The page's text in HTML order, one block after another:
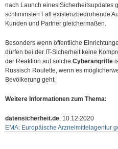
nach Launch eines Sicherheitsupdates
schlimmsten Fall existenzbedrohende
Kunden und Partner gleichermaßen.
Besonders wenn öffentliche
dürfen bei der IT-Sicherheit keine
der Reaktion auf solche Cyberangriffe
Russisch Roulette, wenn es
Bevölkerung geht.
Weitere Informationen zum Thema:
datensicherheit.de, 10.12.2020
EMA: Europäische Arzneimittelagentur